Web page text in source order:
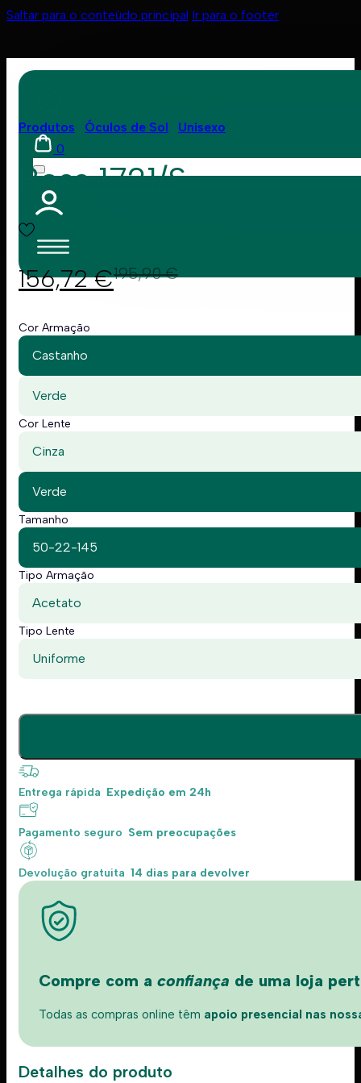
Saltar para o conteúdo principal Ir para o footer
0
Produtos Óculos de Sol Unisexo
Boss 1721/S
195,90€
156,72€
Cor Armação
Castanho
Verde
Cor Lente
Cinza
Verde
Tamanho
50-22-145
Tipo Armação
Acetato
Tipo Lente
Uniforme
Entrega rápida Expedição em 24h
Pagamento seguro Sem preocupações
Devolução gratuita 14 dias para devolver
Compre com a confiança de uma loja
Todas as compras online têm apoio presencial nas
Detalhes do produto